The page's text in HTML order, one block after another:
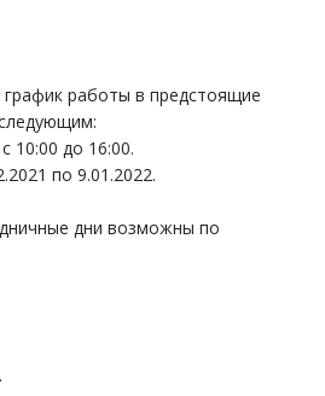
работы в предстоящие
10:00 до 16:00.
по 9.01.2022.
дни возможны по
.